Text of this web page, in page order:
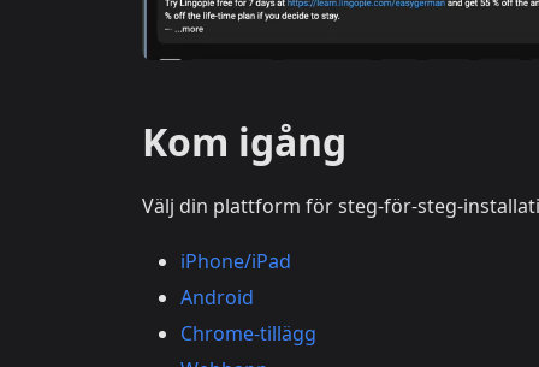
Kom igång
Välj din plattform för steg-för-steg-
iPhone/iPad
Android
Chrome-tillägg